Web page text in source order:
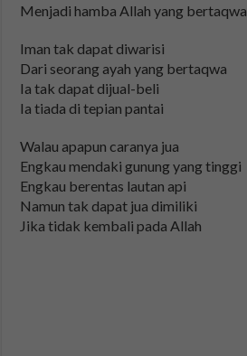
Menjadi hamba Allah yang bertaqwa
Iman tak dapat diwarisi
Dari seorang ayah yang bertaqwa
Ia tak dapat dijual-beli
Ia tiada di tepian pantai
Walau apapun caranya jua
Engkau mendaki gunung yang tinggi
Engkau berentas lautan api
Namun tak dapat jua dimiliki
Jika tidak kembali pada Allah